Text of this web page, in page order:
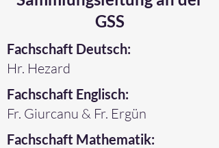
GSS
Fachschaft Deutsch:
Hr. Hezard
Fachschaft Englisch:
Fr. Giurcanu & Fr. Ergün
Fachschaft Mathematik: